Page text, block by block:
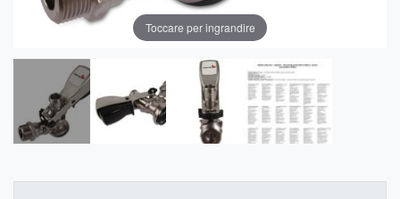
Toccare per ingrandire